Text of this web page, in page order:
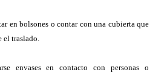
en bolsones o contar con una cubierta que
el traslado.
envases en contacto con personas o